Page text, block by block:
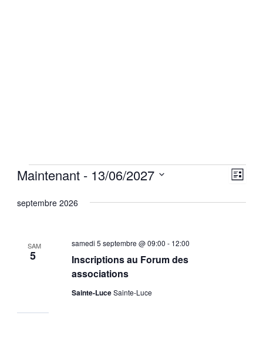
Évènements
Liste
Maintenant - 13/06/2027
une
septembre 2026
SAM
5
Inscriptions au Forum des
associations
samedi 5 septembre @ 09:00 - 12:00
Sainte-LuceSainte-Luce